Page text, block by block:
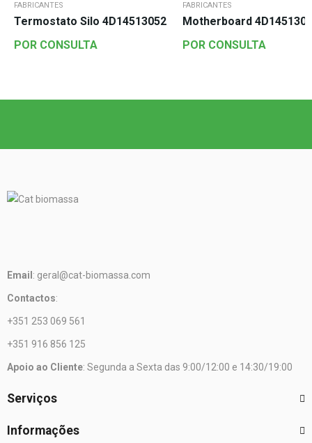
FABRICANTES
Termostato Silo 4D14513052
POR CONSULTA
FABRICANTES
Motherboard
POR CONSULTA
Email : geral@cat-biomassa.com
Contactos:
+351 253 069 561
+351 916 856 125
Apoio ao Cliente: Segunda a Sexta das 9:00/12:00 e 14:30/19:00
Serviços
Informações